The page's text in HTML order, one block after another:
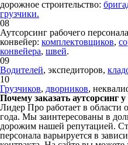
дорожное строительство:
грузчики.
08
Аутсорсинг рабочего
конвейер: комплектовщиков,
конвейера, швей.
09
Водителей, экспедиторов,
10
Грузчиков, дворников,
Почему заказать аутсорсинг
Лидер Про работает в области
года. Мы заинтересованы в
дорожим нашей репутацией.
персонала варьируется в